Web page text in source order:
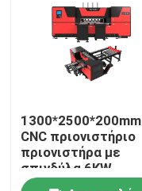
1300*2500*200mm
CNC πριονιστήριο
πριονιστήρα με
σπινδύλα 6KW